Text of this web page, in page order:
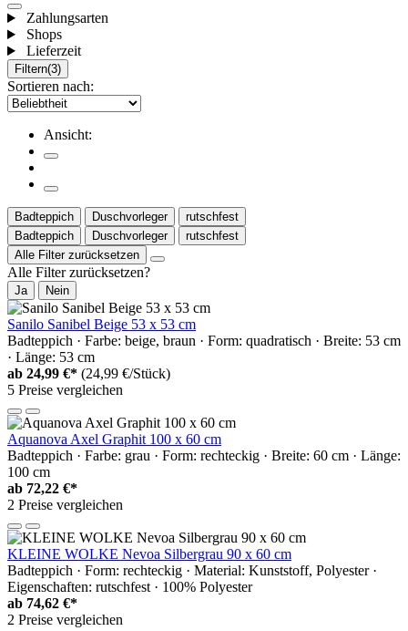
Zahlungsarten
Shops
Lieferzeit
Filtern(3)
Sortieren nach:
Ansicht:
Badteppich Duschvorleger
rutschfest
Badteppich
Duschvorleger
rutschfest
Alle Filter zurücksetzen
Alle Filter zurücksetzen?
Ja Nein
Sanilo Sanibel Beige 53 x 53 cm
Badteppich · Farbe: beige, braun · Form: quadratisch · Breite: 53 cm
· Länge: 53 cm
ab 24,99 €* (24,99 €/Stück)
5 Preise vergleichen
Aquanova Axel Graphit 100 x 60 cm
Badteppich · Farbe: grau · Form: rechteckig · Breite: 60 cm · Länge:
100 cm
ab 72,22 €*
2 Preise vergleichen
KLEINE WOLKE Nevoa Silbergrau 90 x 60 cm
Badteppich · Form: rechteckig · Material: Kunststoff, Polyester ·
Eigenschaften: rutschfest · 100% Polyester
ab 74,62 €*
2 Preise vergleichen